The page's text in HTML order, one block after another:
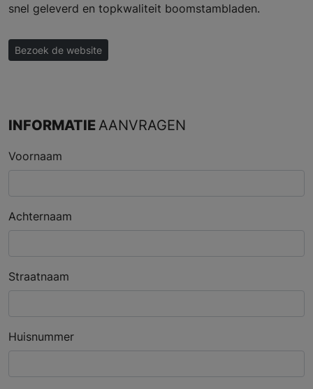
snel geleverd en topkwaliteit boomstambladen.
Bezoek de website
INFORMATIEAANVRAGEN
Voornaam
Achternaam
Straatnaam
Huisnummer